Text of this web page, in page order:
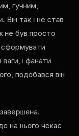
гучним,
Він так і не став
не був просто
сформувати
і фанати
подобався він
на нього чекає